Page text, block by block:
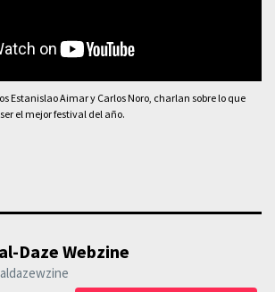
Estanislao Aimar y Carlos Noro, charlan sobre lo que
el mejor festival del año.
Daze Webzine